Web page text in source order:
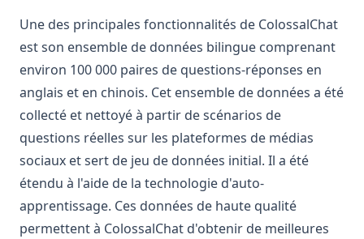
Une des principales fonctionnalités de ColossalChat
est son ensemble de données bilingue comprenant
environ 100 000 paires de questions-réponses en
anglais et en chinois. Cet ensemble de données a été
collecté et nettoyé à partir de scénarios de
questions réelles sur les plateformes de médias
sociaux et sert de jeu de données initial. Il a été
étendu à l'aide de la technologie d'auto-
apprentissage. Ces données de haute qualité
permettent à ColossalChat d'obtenir de meilleures